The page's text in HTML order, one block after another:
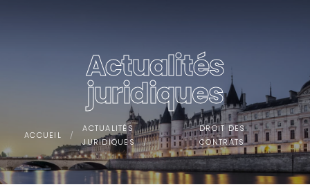
Actualités
juridiques
ACCUEIL
ACTUALITÉS
JURIDIQUES
DROIT DES
CONTRATS